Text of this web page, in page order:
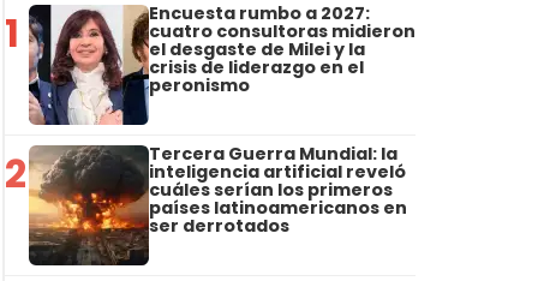
1 Encuesta rumbo a 2027:
cuatro consultoras midieron
el desgaste de Milei y la
crisis de liderazgo en el
peronismo
2 Tercera Guerra Mundial: la
inteligencia artificial reveló
cuáles serían los primeros
países latinoamericanos en
ser derrotados